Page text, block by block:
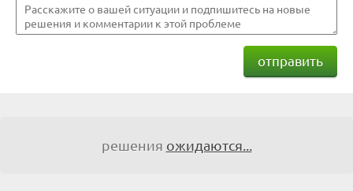
отправить
решения ожидаются...